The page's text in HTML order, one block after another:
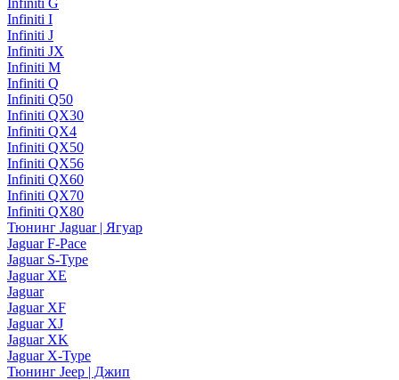
Infiniti G
Infiniti I
Infiniti J
Infiniti JX
Infiniti M
Infiniti Q
Infiniti Q50
Infiniti QX30
Infiniti QX4
Infiniti QX50
Infiniti QX56
Infiniti QX60
Infiniti QX70
Infiniti QX80
Тюнинг Jaguar | Ягуар
Jaguar F-Pace
Jaguar S-Type
Jaguar XE
Jaguar
Jaguar XF
Jaguar XJ
Jaguar XK
Jaguar X-Type
Тюнинг Jeep | Джип